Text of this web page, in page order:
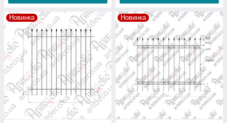
Новинка Новинка